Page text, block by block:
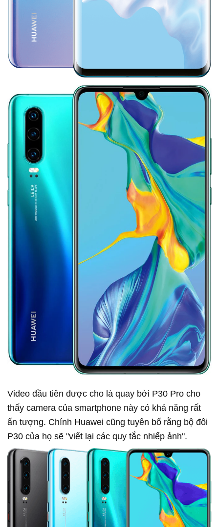
Video đầu tiên được cho là quay bởi P30 Pro cho
thấy camera của smartphone này có khả năng rất
ấn tượng. Chính Huawei cũng tuyên bố rằng bộ đôi
P30 của họ sẽ "viết lại các quy tắc nhiếp ảnh".